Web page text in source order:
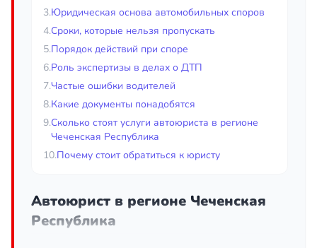
3.Юридическая основа автомобильных споров
4.Сроки, которые нельзя пропускать
5.Порядок действий при споре
6.Роль экспертизы в делах о ДТП
7.Частые ошибки водителей
8.Какие документы понадобятся
9.Сколько стоят услуги автоюриста в регионе
Чеченская Республика
10.Почему стоит обратиться к юристу
Автоюрист в регионе Чеченская
Республика